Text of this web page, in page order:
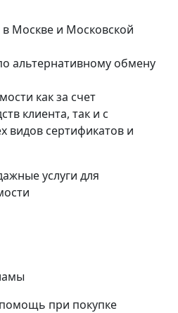
Москве и Московской
альтернативному обмену
как за счет
клиента, так и с
видов сертификатов и
услуги для
при покупке